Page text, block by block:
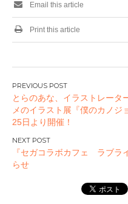
Email this article
Print this article
投
稿
ナ
ビ
ゲ
ー
とらのあな、イラストレータ
メのイラスト展『僕のカノジ
25日より開催！
『セガコラボカフェ ラブラ
らせ